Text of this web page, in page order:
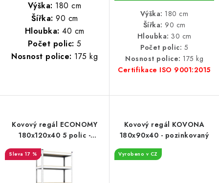
Výška: 180 cm
Šířka: 90 cm
Hloubka: 40 cm
Počet polic: 5
Nosnost police: 175 kg
Výška: 180 cm
Šířka: 90 cm
Hloubka: 30 cm
Počet polic: 5
Nosnost police: 175 kg
Certifikace ISO 9001:2015
Kovový regál ECONOMY
180x120x40 5 polic -
pozinkovaný
17 %
Kovový regál KOVONA
180x90x40 - pozinkovaný
Vyrobeno v CZ